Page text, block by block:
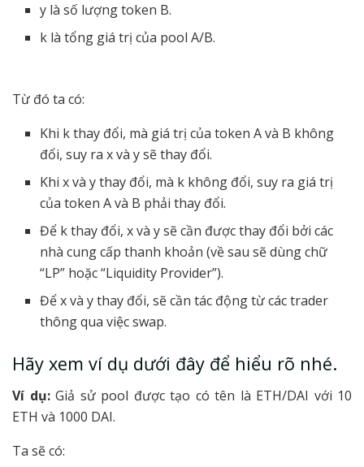
y là số lượng token B.
k là tổng giá trị của pool A/B.
Từ đó ta có:
Khi k thay đổi, mà giá trị của token A và B không
đổi, suy ra x và y sẽ thay đổi.
Khi x và y thay đổi, mà k không đổi, suy ra giá trị
của token A và B phải thay đổi.
Để k thay đổi, x và y sẽ cần được thay đổi bởi các
nhà cung cấp thanh khoản (về sau sẽ dùng chữ
“LP” hoặc “Liquidity Provider”).
Để x và y thay đổi, sẽ cần tác động từ các trader
thông qua việc swap.
Hãy xem ví dụ dưới đây để hiểu rõ nhé.
Ví dụ: Giả sử pool được tạo có tên là ETH/DAI với 10
ETH và 1000 DAI.
Ta sẽ có: